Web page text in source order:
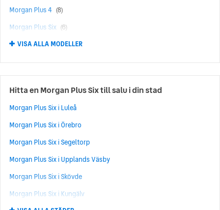
Morgan Plus 4 (8)
Morgan Plus Six (6)
Morgan 4/4 (5)
VISA ALLA MODELLER
Hitta en Morgan Plus Six till salu i din stad
Morgan Plus Six i Luleå
Morgan Plus Six i Örebro
Morgan Plus Six i Segeltorp
Morgan Plus Six i Upplands Väsby
Morgan Plus Six i Skövde
Morgan Plus Six i Kungälv